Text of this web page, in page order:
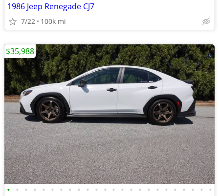
1986 Jeep Renegade CJ7
7/22 100k mi
• • • • • • • • • • • • • • • • • • • • • • • •
$35,988